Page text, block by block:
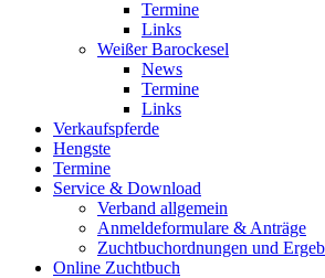
Termine
Links
Weißer Barockesel
News
Termine
Links
Verkaufspferde
Hengste
Termine
Service & Download
Verband allgemein
Anmeldeformulare & Anträge
Zuchtbuchordnungen und
Online Zuchtbuch